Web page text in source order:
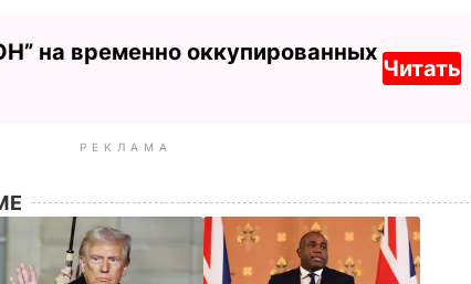
на временно оккупированных
Читать
РЕКЛАМА